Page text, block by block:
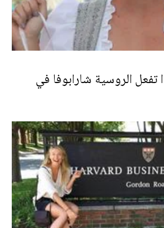
تفعل الروسية شارابوفا في